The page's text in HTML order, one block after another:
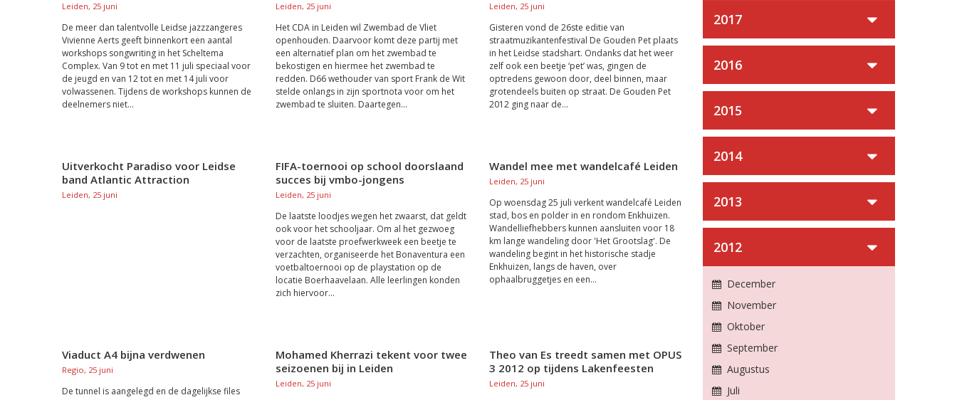
Leiden, 25 juni
De meer dan talentvolle Leidse jazzzangeres
Vivienne Aerts geeft binnenkort een aantal
workshops songwriting in het Scheltema
Complex. Van 9 tot en met 11 juli speciaal voor
de jeugd en van 12 tot en met 14 juli voor
volwassenen. Tijdens de workshops kunnen de
deelnemers niet...
Leiden, 25 juni
Het CDA in Leiden wil Zwembad de Vliet
openhouden. Daarvoor komt deze partij met
een alternatief plan om het zwembad te
bekostigen en hiermee het zwembad te
redden. D66 wethouder van sport Frank de Wit
stelde onlangs in zijn sportnota voor om het
zwembad te sluiten. Daartegen...
Leiden, 25 juni
Gisteren vond de 26ste editie van
straatmuzikantenfestival De Gouden Pet plaats
in het Leidse stadshart. Ondanks dat het weer
zelf ook een beetje ‘pet’ was, gingen de
optredens gewoon door, deel binnen, maar
grotendeels buiten op straat. De Gouden Pet
2012 ging naar de...
Uitverkocht Paradiso voor Leidse
band Atlantic Attraction
Leiden, 25 juni
FIFA-toernooi op school doorslaand
succes bij vmbo-jongens
Leiden, 25 juni
De laatste loodjes wegen het zwaarst, dat geldt
ook voor het schooljaar. Om al het gezwoeg
voor de laatste proefwerkweek een beetje te
verzachten, organiseerde het Bonaventura een
voetbaltoernooi op de playstation op de
locatie Boerhaavelaan. Alle leerlingen konden
zich hiervoor...
Wandel mee met wandelcafé Leiden
Leiden, 25 juni
Op woensdag 25 juli verkent wandelcafé Leiden
stad, bos en polder in en rondom Enkhuizen.
Wandelliefhebbers kunnen aansluiten voor 18
km lange wandeling door 'Het Grootslag'. De
wandeling begint in het historische stadje
Enkhuizen, langs de haven, over
ophaalbruggetjes en een...
Viaduct A4 bijna verdwenen
Regio, 25 juni
De tunnel is aangelegd en de dagelijkse files
Mohamed Kherrazi tekent voor twee
seizoenen bij in Leiden
Leiden, 25 juni
Theo van Es treedt samen met OPUS
3 2012 op tijdens Lakenfeesten
Leiden, 25 juni
2017
2016
2015
2014
2013
2012
December
November
Oktober
September
Augustus
Juli